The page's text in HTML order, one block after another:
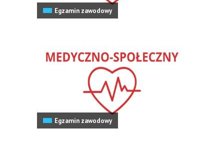
Egzamin zawodowy
Egzamin zawodowy